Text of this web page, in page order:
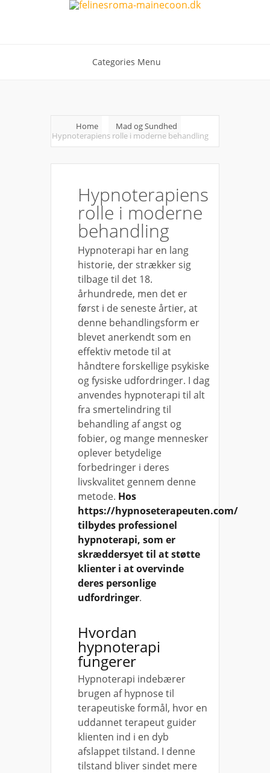
Categories Menu
Home
Mad og Sundhed
Hypnoterapiens rolle i moderne behandling
Hypnoterapiens
rolle i moderne
behandling
Hypnoterapi har en lang
historie, der strækker sig
tilbage til det 18.
århundrede, men det er
først i de seneste årtier, at
denne behandlingsform er
blevet anerkendt som en
effektiv metode til at
håndtere forskellige psykiske
og fysiske udfordringer. I dag
anvendes hypnoterapi til alt
fra smertelindring til
behandling af angst og
fobier, og mange mennesker
oplever betydelige
forbedringer i deres
livskvalitet gennem denne
metode. Hos
https://hypnoseterapeuten.com/
tilbydes professionel
hypnoterapi, som er
skræddersyet til at støtte
klienter i at overvinde
deres personlige
udfordringer.
Hvordan
hypnoterapi
fungerer
Hypnoterapi indebærer
brugen af hypnose til
terapeutiske formål, hvor en
uddannet terapeut guider
klienten ind i en dyb
afslappet tilstand. I denne
tilstand bliver sindet mere